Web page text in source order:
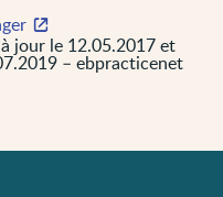
jour le 12.05.2017 et
– ebpracticenet